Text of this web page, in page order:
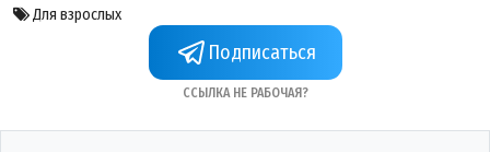
Для взрослых
Подписаться
Ссылка не рабочая?